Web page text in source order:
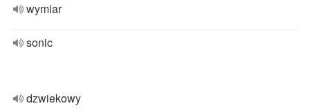
wymiar
sonic
dzwiekowy